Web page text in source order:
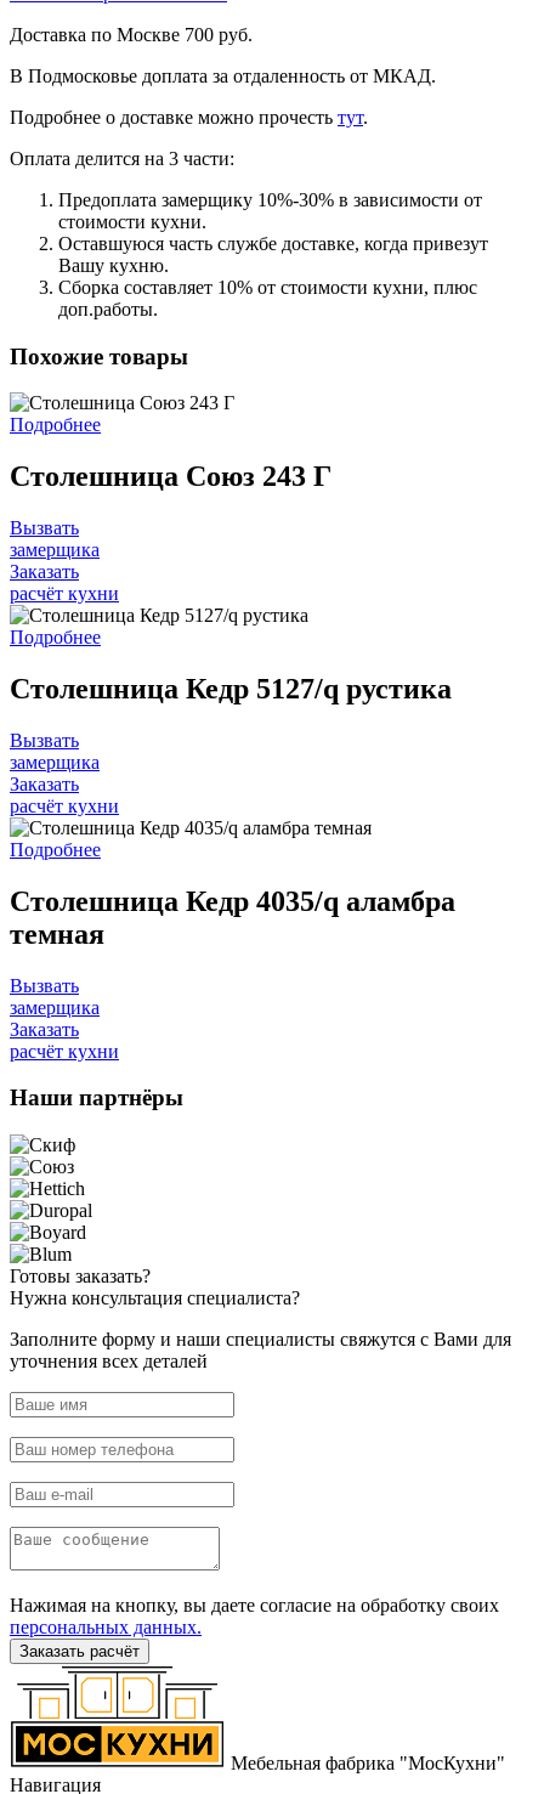
Доставка по Москве 700 руб.
В Подмосковье доплата за отдаленность от МКАД.
Подробнее о доставке можно прочеcть тут.
Оплата делится на 3 части:
Предоплата замерщику 10%-30% в зависимости от
стоимости кухни.
Оставшуюся часть службе доставке, когда привезут
Вашу кухню.
Сборка составляет 10% от стоимости кухни, плюс
доп.работы.
Похожие товары
Подробнее
Столешница Союз 243 Г
Вызвать
замерщика
Заказать
расчёт кухни
Подробнее
Столешница Кедр 5127/q рустика
Вызвать
замерщика
Заказать
расчёт кухни
Подробнее
Столешница Кедр 4035/q аламбра
темная
Вызвать
замерщика
Заказать
расчёт кухни
Наши партнёры
Готовы заказать?
Нужна консультация специалиста?
Заполните форму и наши специалисты свяжутся с Вами для
уточнения всех деталей
Нажимая на кнопку, вы даете согласие на обработку своих
персональных данных.
Заказать расчёт
Мебельная фабрика "МосКухни"
Навигация